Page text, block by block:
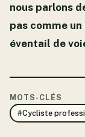
nous parlons
pas comme
éventail de
MOTS-CLÉS
#Cycliste